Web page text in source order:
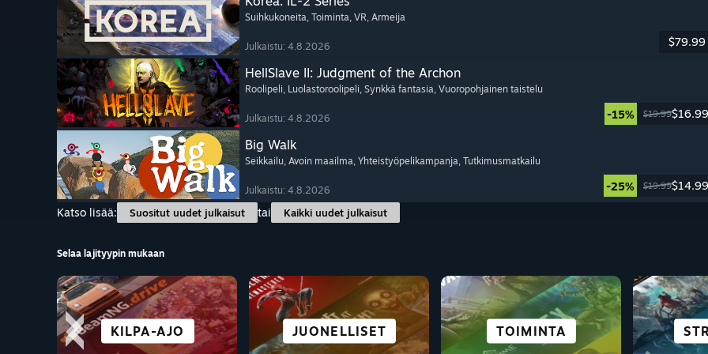
Suihkukoneita, Toiminta, VR, Armeija
Julkaistu: 4.8.2026 $79.99
HellSlave II: Judgment of the Archon
Roolipeli, Luolastoroolipeli, Synkkä fantasia, Vuoropohjainen taistelu
Julkaistu: 4.8.2026 -15% $19.99$16.99
Big Walk
Seikkailu, Avoin maailma, Yhteistyöpelikampanja, Tutkimusmatkailu
Julkaistu: 4.8.2026 -25% $19.99$14.99
Katso lisää:
Suositut uudet julkaisut tai Kaikki uudet julkaisut
Selaa lajityypin mukaan
KILPA-AJO JUONELLISET TOIMINTA
KAUPUNKI JA
ASUTUS
VISUAL NOVEL SIMULAATIOT
SEIKKAILU ANIME
SCIFI JA
KYBERPUNK
PELAA ILMAISEKSI VR-PELIT SELVIYTYMINEN